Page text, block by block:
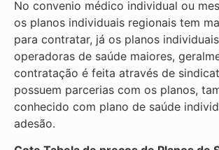
No convenio médico individual ou
os planos individuais regionais tem
para contratar, já os planos
operadoras de saúde maiores,
contratação é feita através de
possuem parcerias com os planos,
conhecido com plano de saúde
adesão.